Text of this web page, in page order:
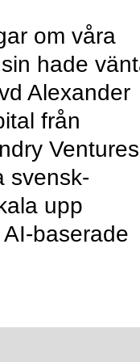
om våra
hade
Alexander
från
Ventures
svensk-
upp
baserade